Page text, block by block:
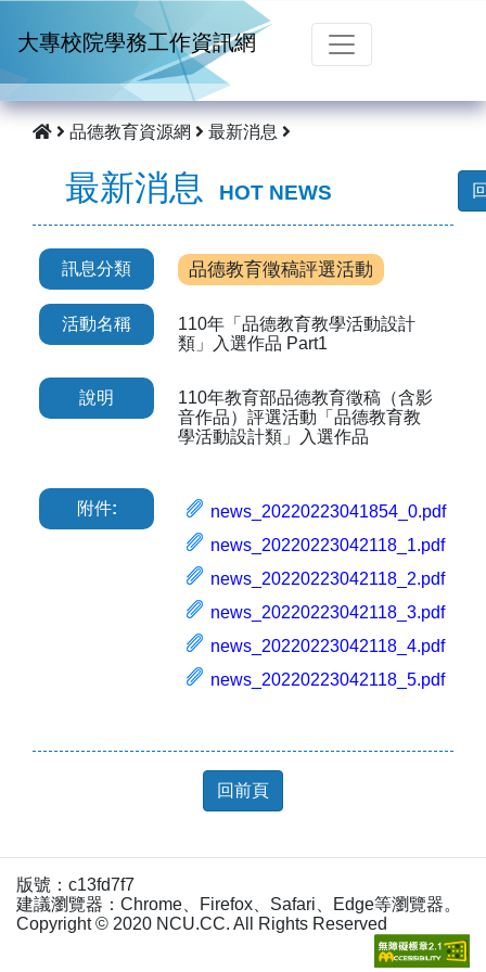
大專校院學務工作資訊網
品德教育資源網 最新消息
最新消息 HOT NEWS
訊息分類 品德教育徵稿評選活動
活動名稱
110年「品德教育教學活動設計
類」入選作品 Part1
說明
110年教育部品德教育徵稿（含影
音作品）評選活動「品德教育教
學活動設計類」入選作品
附件:
news_20220223041854_0.pdf
news_20220223042118_1.pdf
news_20220223042118_2.pdf
news_20220223042118_3.pdf
news_20220223042118_4.pdf
news_20220223042118_5.pdf
回前頁
版號：c13fd7f7
建議瀏覽器：Chrome、Firefox、Safari、Edge等瀏覽器。
Copyright © 2020 NCU.CC. All Rights Reserved